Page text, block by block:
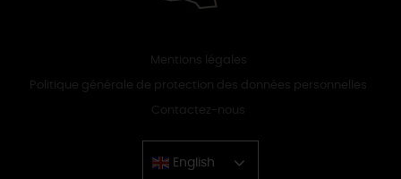
Mentions légales
Politique générale de protection des données personnelles
Contactez-nous
English